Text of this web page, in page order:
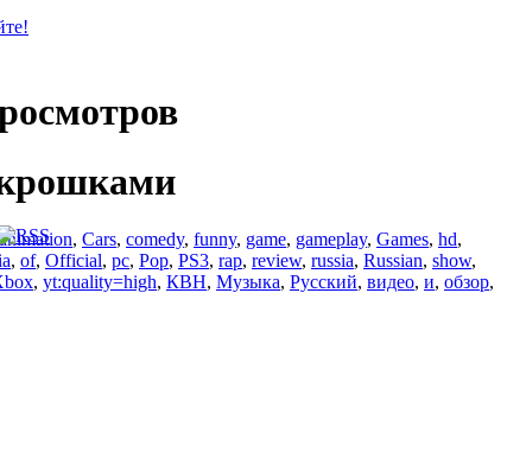
animation, Cars, comedy, funny, game, gameplay, Games, hd,
, of, Official, pc, Pop, PS3, rap, review, russia, Russian, show,
, yt:quality=high, КВН, Музыка, Русский, видео, и, обзор,